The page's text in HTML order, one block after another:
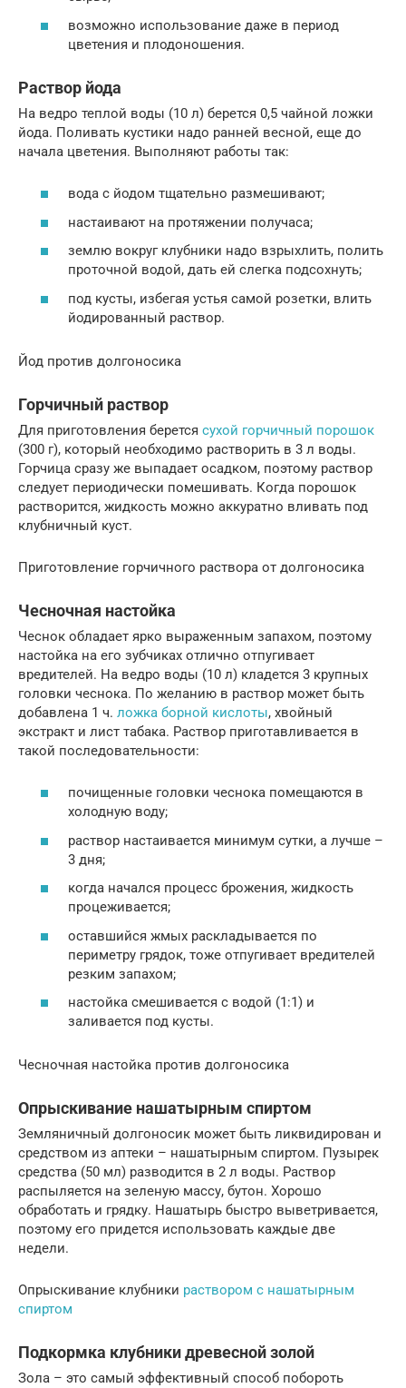
возможно использование даже в период
цветения и плодоношения.
Раствор йода
На ведро теплой воды (10 л) берется 0,5 чайной ложки
йода. Поливать кустики надо ранней весной, еще до
начала цветения. Выполняют работы так:
вода с йодом тщательно размешивают;
настаивают на протяжении получаса;
землю вокруг клубники надо взрыхлить, полить
проточной водой, дать ей слегка подсохнуть;
под кусты, избегая устья самой розетки, влить
йодированный раствор.
Йод против долгоносика
Горчичный раствор
Для приготовления берется сухой горчичный порошок
(300 г), который необходимо растворить в 3 л воды.
Горчица сразу же выпадает осадком, поэтому раствор
следует периодически помешивать. Когда порошок
растворится, жидкость можно аккуратно вливать под
клубничный куст.
Приготовление горчичного раствора от долгоносика
Чесночная настойка
Чеснок обладает ярко выраженным запахом, поэтому
настойка на его зубчиках отлично отпугивает
вредителей. На ведро воды (10 л) кладется 3 крупных
головки чеснока. По желанию в раствор может быть
добавлена 1 ч. ложка борной кислоты, хвойный
экстракт и лист табака. Раствор приготавливается в
такой последовательности:
почищенные головки чеснока помещаются в
холодную воду;
раствор настаивается минимум сутки, а лучше –
3 дня;
когда начался процесс брожения, жидкость
процеживается;
оставшийся жмых раскладывается по
периметру грядок, тоже отпугивает вредителей
резким запахом;
настойка смешивается с водой (1:1) и
заливается под кусты.
Чесночная настойка против долгоносика
Опрыскивание нашатырным спиртом
Земляничный долгоносик может быть ликвидирован и
средством из аптеки – нашатырным спиртом. Пузырек
средства (50 мл) разводится в 2 л воды. Раствор
распыляется на зеленую массу, бутон. Хорошо
обработать и грядку. Нашатырь быстро выветривается,
поэтому его придется использовать каждые две
недели.
Опрыскивание клубники раствором с нашатырным
спиртом
Подкормка клубники древесной золой
Зола – это самый эффективный способ побороть